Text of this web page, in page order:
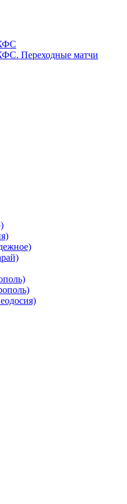
Переходные матчи